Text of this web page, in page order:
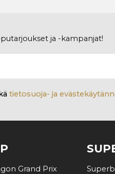
ja -kampanjat!
tietosuoja- ja
Grand Prix